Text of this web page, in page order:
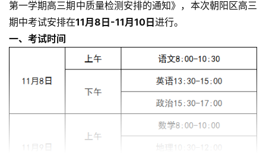
首
悟
第一学期高三期中质量检测安排的通知》，本次朝阳区高三
期中考试安排在11月8日-11月10日 进行。
一、考试时间